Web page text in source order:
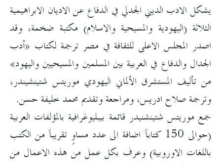
يشكل الادب الديني الجدلي في الدفاع عن الاديان الابراهيمية
الثلاثة (اليهودية والمسيحية والاسلام) مكتبة ضخمة، وقد
اصدر المجلس الاعلى للثقافة في مصر ترجمة لكتاب «أدب
الجدال والدفاع في العربية بين المسلمين والمسيحيين واليهود»
من تأليف المستشرق الألماني اليهودي موريتس شتينشيندر،
وترجمة صلاح ادريس، ومراجعة وتقديم محمد خليفة حسن.
جمع موريتس شتينشنيدر قائمة بيبليوغرافية بالمؤلفات العربية
(حوالى 150 كتاباً اضافة الى عدد مساوٍ تقريباً من الكتب
باللغات الاوروبية) وعرف بكل عمل من هذه الاعمال من